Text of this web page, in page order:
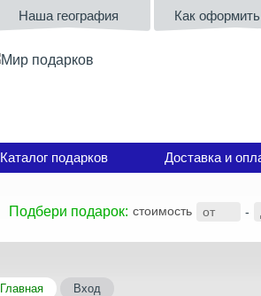
Наша география Как оформить
Каталог подарков Доставка и
Подбери подарок: стоимость -
Главная Вход